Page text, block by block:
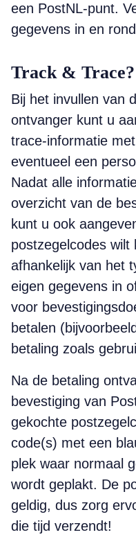
een PostNL-punt.
gegevens in en
Track & Trace?
Bij het invullen van
ontvanger kunt u
trace-informatie
eventueel een
Nadat alle
overzicht van de
kunt u ook
postzegelcodes wilt
afhankelijk van het
eigen gegevens in
voor
betalen
betaling zoals
Na de betaling
bevestiging van
gekochte
code(s) met een
plek waar normaal
wordt geplakt. De
geldig, dus zorg
die tijd verzendt!